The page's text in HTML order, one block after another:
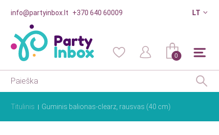
info@partyinbox.lt +370 640 60009 LT
0
Titulinis Guminis balionas-clearz, rausvas (40 cm)